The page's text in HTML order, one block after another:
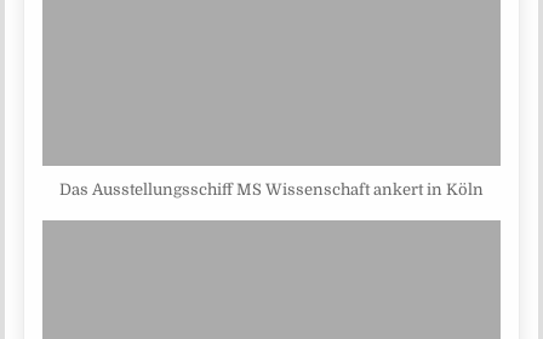
Das Ausstellungsschiff MS Wissenschaft ankert in Köln